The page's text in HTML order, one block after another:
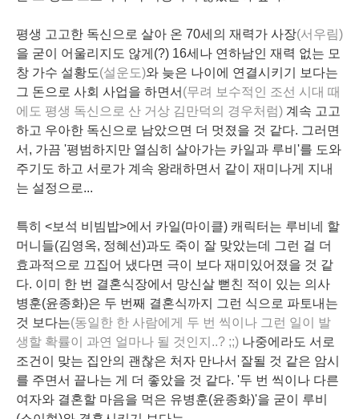
평생 고고한 독신으로 살아 온 70세 의 재력가 사장(서우림)
을 굳이 어울리지도 않게(?) 16세나 연하남인 재력 없는 모
창 가수 설황도(설운도)와 늦은 나이에 연결시키기 보다는
그 돈으로 사회 사업을 하면서 (무려 보수적인 조선 시대 때
에도 평생 독신으로 산 거상 김만덕의 경우처럼) 계속 고고
하고 우아한 독신 으로 남았으면 더 멋졌을 것 같다. 그러면
서, 가끔 '평범하지만 열심히 살아가는 카일과 루비'를 도와
주기도 하고 서로가 계속 왕래하면서 같이 재미나게 지내
는 설정으로...
특히 <보석 비빔밥>에서 카일(마이클) 캐릭터는 루비네 할
머니들(김영옥, 정혜선)과도 죽이 잘 맞았는데 그런 걸 더
효과적으로 끄집어 냈다면 극이 보다 재미있어졌을 것 같
다. 이미 한 번 결혼식장에서 망신살 뻗친 적이 있는 의사
병훈(윤종화)은 두 번째 결혼식까지 그런 식으로 파토내는
것 보다는(동일한 한 사람에게 두 번 씩이나 그런 일이 발
생할 확률이 과연 얼마나 될 것인지..? ;;) 나중에라도 서로
조건이 맞는 집안의 괜찮은 처자 만나서 잘될 것 같은 암시
를 주면서 끝나는 게 더 좋았을 것 같다. '두 번 씩이나 다른
여자와 결혼할 마음을 먹은 유병훈(윤종화)'을 굳이 루비